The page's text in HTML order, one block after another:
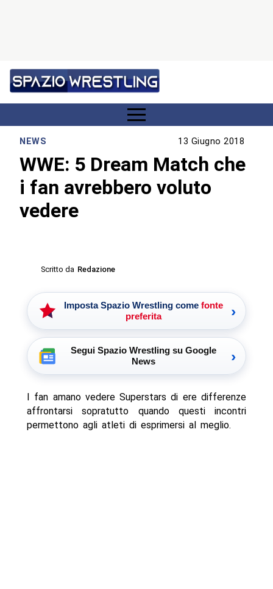
NEWS 13 Giugno 2018
WWE: 5 Dream Match che
i fan avrebbero voluto
vedere
Scritto da Redazione
Imposta Spazio Wrestling come fonte
preferita
›
Segui Spazio Wrestling su Google
News
›
I fan amano vedere Superstars di ere differenze
affrontarsi sopratutto quando questi incontri
permettono agli atleti di esprimersi al meglio.